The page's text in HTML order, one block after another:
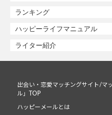
ランキング
ハッピーライフマニュアル
ライター紹介
出会い・恋愛マッチングサイト/マ
ル」TOP
ハッピーメールとは